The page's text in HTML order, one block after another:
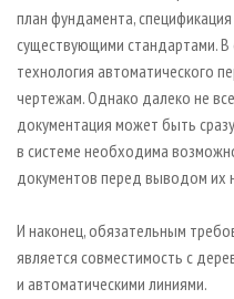
план фундамента,
существующими стандартами.
технология автоматического
чертежам. Однако далеко не
документация может быть
в системе необходима
документов перед выводом их
И наконец, обязательным
является совместимость с
и автоматическими линиями.